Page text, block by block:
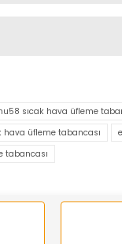
noktaları
iletebilirsiniz.
teşekkür ederiz.
bulunuyor.
sıcak hava üfleme
hava üfleme tabancası
tabancası